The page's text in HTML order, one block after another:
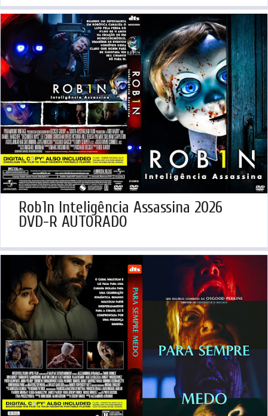
Rob1n Inteligência Assassina 2026
DVD-R AUTORADO